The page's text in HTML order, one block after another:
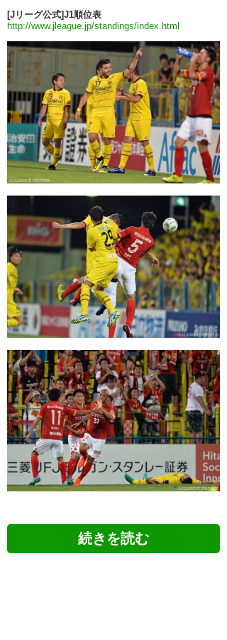
[Jリーグ公式]J1順位表
http://www.jleague.jp/standings/index.html